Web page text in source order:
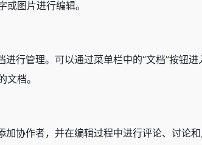
图片进行编辑。
行管理。可以通过菜单栏中的“文档”按钮
档。
协作者，并在编辑过程中进行评论、讨论